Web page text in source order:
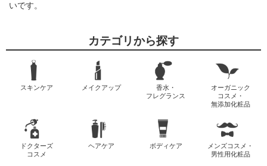
いです。
カテゴリから探す
スキンケア メイクアップ
香水・
フレグランス
オーガニック
コスメ・
無添加化粧品
ドクターズ
コスメ
ヘアケア ボディケア
メンズコスメ・
男性用化粧品